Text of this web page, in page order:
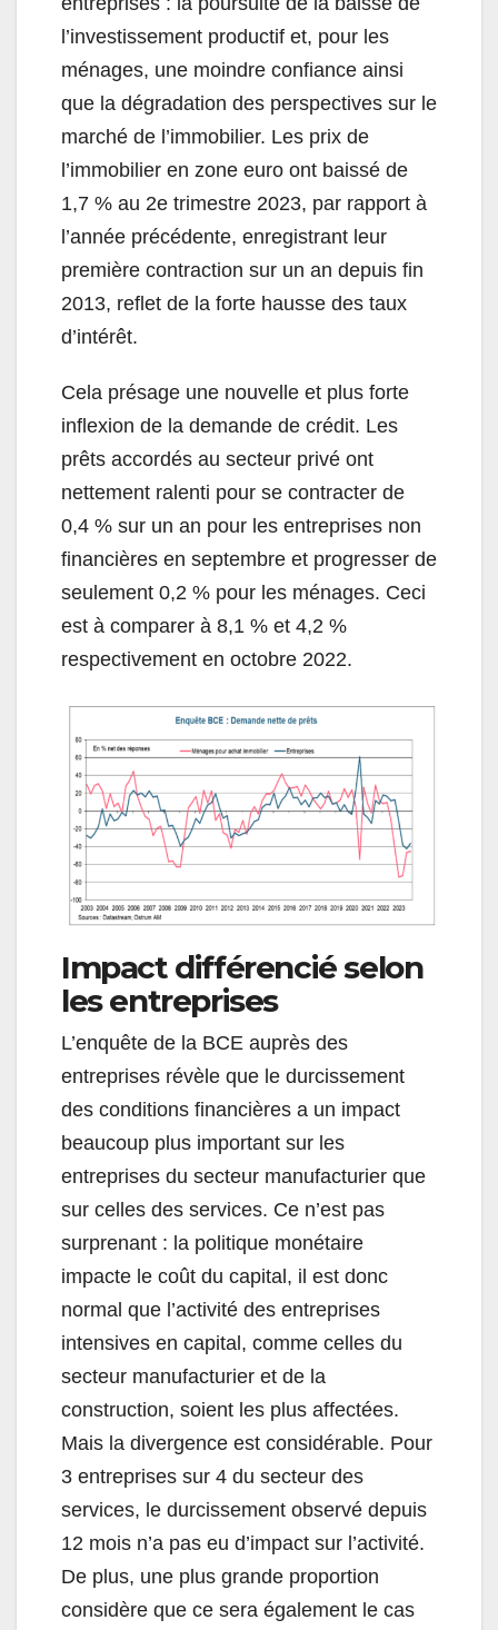
l’investissement productif et, pour les
ménages, une moindre confiance ainsi
que la dégradation des perspectives sur le
marché de l’immobilier. Les prix de
l’immobilier en zone euro ont baissé de
1,7 % au 2e trimestre 2023, par rapport à
l’année précédente, enregistrant leur
première contraction sur un an depuis fin
2013, reflet de la forte hausse des taux
d’intérêt.
Cela présage une nouvelle et plus forte
inflexion de la demande de crédit. Les
prêts accordés au secteur privé ont
nettement ralenti pour se contracter de
0,4 % sur un an pour les entreprises non
financières en septembre et progresser de
seulement 0,2 % pour les ménages. Ceci
est à comparer à 8,1 % et 4,2 %
respectivement en octobre 2022.
Impact différencié selon
les entreprises
L’enquête de la BCE auprès des
entreprises révèle que le durcissement
des conditions financières a un impact
beaucoup plus important sur les
entreprises du secteur manufacturier que
sur celles des services. Ce n’est pas
surprenant : la politique monétaire
impacte le coût du capital, il est donc
normal que l’activité des entreprises
intensives en capital, comme celles du
secteur manufacturier et de la
construction, soient les plus affectées.
Mais la divergence est considérable. Pour
3 entreprises sur 4 du secteur des
services, le durcissement observé depuis
12 mois n’a pas eu d’impact sur l’activité.
De plus, une plus grande proportion
considère que ce sera également le cas